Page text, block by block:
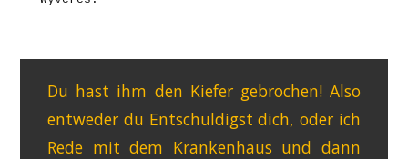
Du hast ihm den Kiefer gebrochen! Also
entweder du Entschuldigst dich, oder ich
Rede mit dem Krankenhaus und dann